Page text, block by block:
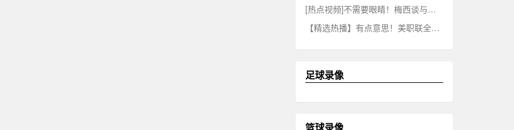
[热点视频]不需要眼睛！梅西谈与苏亚雷斯神级配❕合：我们俩踢球全靠脑海记忆
【精选热播】有点意思！美职联全明星两门将互射疯狂⬇️对轰！
足球录像